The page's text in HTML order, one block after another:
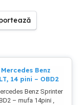
Benz
14 pini – OBD2
Benz Sprinter
– mufa 14pini ,